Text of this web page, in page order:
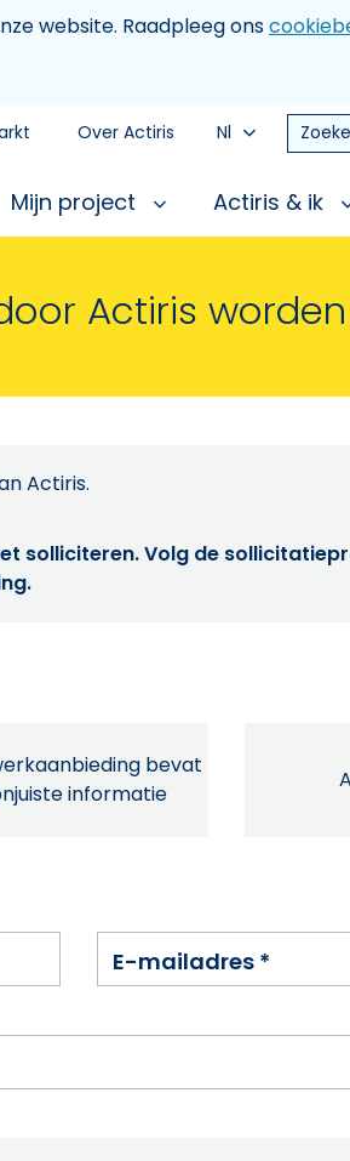
website. Raadpleeg ons
Over Actiris Nl
Mijn project Actiris & ik
Actiris
Actiris.
solliciteren. Volg de
bevat
informatie
E-mailadres *